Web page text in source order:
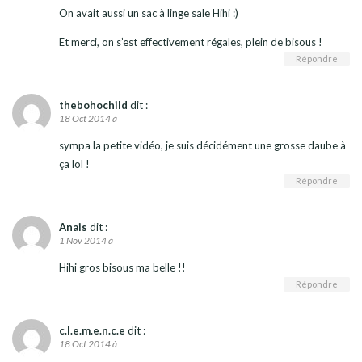
On avait aussi un sac à linge sale Hihi :)
Et merci, on s’est effectivement régales, plein de bisous !
Répondre
thebohochild dit :
18 Oct 2014 à
sympa la petite vidéo, je suis décidément une grosse daube à
ça lol !
Répondre
Anais dit :
1 Nov 2014 à
Hihi gros bisous ma belle !!
Répondre
c.l.e.m.e.n.c.e dit :
18 Oct 2014 à